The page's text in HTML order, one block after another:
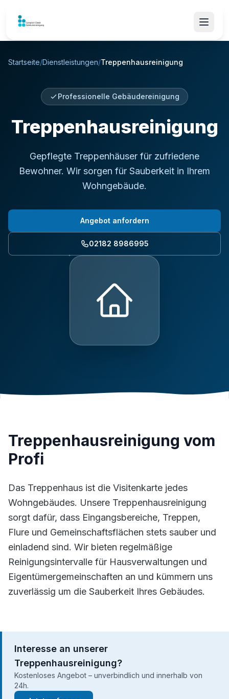
Startseite/Dienstleistungen/Treppenhausreinigung
Professionelle Gebäudereinigung
Treppenhausreinigung
Gepflegte Treppenhäuser für zufriedene
Bewohner. Wir sorgen für Sauberkeit in Ihrem
Wohngebäude.
Angebot anfordern
02182 8986995
Treppenhausreinigung vom
Profi
Das Treppenhaus ist die Visitenkarte jedes
Wohngebäudes. Unsere Treppenhausreinigung
sorgt dafür, dass Eingangsbereiche, Treppen,
Flure und Gemeinschaftsflächen stets sauber und
einladend sind. Wir bieten regelmäßige
Reinigungsintervalle für Hausverwaltungen und
Eigentümergemeinschaften an und kümmern uns
zuverlässig um die Sauberkeit Ihres Gebäudes.
Interesse an unserer
Treppenhausreinigung?
Kostenloses Angebot – unverbindlich und innerhalb von
24h.